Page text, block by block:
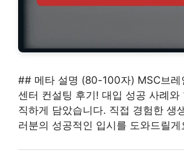
## 메타 설명 (80-100자) MSC브레
센터 컨설팅 후기! 대입 성공 사례와
직하게 담았습니다. 직접 경험한 생
러분의 성공적인 입시를 도와드릴게